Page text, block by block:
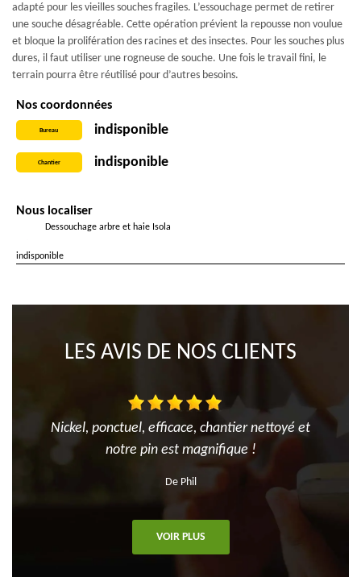
adapté pour les vieilles souches fragiles. L’essouchage permet de retirer
une souche désagréable. Cette opération prévient la repousse non voulue
et bloque la prolifération des racines et des insectes. Pour les souches plus
dures, il faut utiliser une rogneuse de souche. Une fois le travail fini, le
terrain pourra être réutilisé pour d’autres besoins.
Nos coordonnées
Bureau indisponible
Chantier indisponible
Nous localiser
Dessouchage arbre et haie Isola
indisponible
LES AVIS DE NOS CLIENTS
Nickel, ponctuel, efficace, chantier nettoyé et
notre pin est magnifique !
De Phil
VOIR PLUS